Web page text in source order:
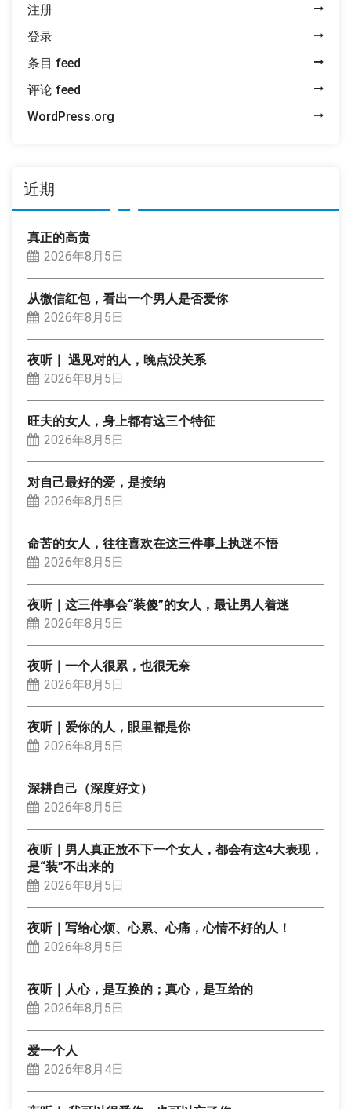
注册
登录
条目 feed
评论 feed
WordPress.org
近期
真正的高贵
2026年8月5日
从微信红包，看出一个男人是否爱你
2026年8月5日
夜听｜ 遇见对的人，晚点没关系
2026年8月5日
旺夫的女人，身上都有这三个特征
2026年8月5日
对自己最好的爱，是接纳
2026年8月5日
命苦的女人，往往喜欢在这三件事上执迷不悟
2026年8月5日
夜听｜这三件事会“装傻”的女人，最让男人着迷
2026年8月5日
夜听｜一个人很累，也很无奈
2026年8月5日
夜听｜爱你的人，眼里都是你
2026年8月5日
深耕自己（深度好文）
2026年8月5日
夜听｜男人真正放不下一个女人，都会有这4大表现，
是“装”不出来的
2026年8月5日
夜听｜写给心烦、心累、心痛，心情不好的人！
2026年8月5日
夜听｜人心，是互换的；真心，是互给的
2026年8月5日
爱一个人
2026年8月4日